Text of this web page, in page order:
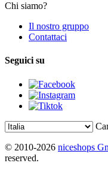
Chi siamo?
Il nostro gruppo
Contattaci
Seguici su
© 2010-2026 niceshops
reserved.